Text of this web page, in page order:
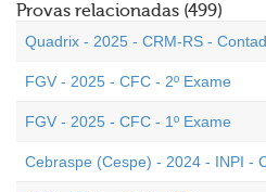
Provas relacionadas (499)
Quadrix - 2025 - CRM-RS -
FGV - 2025 - CFC - 2º Exame
FGV - 2025 - CFC - 1º Exame
Cebraspe (Cespe) - 2024 - INPI -